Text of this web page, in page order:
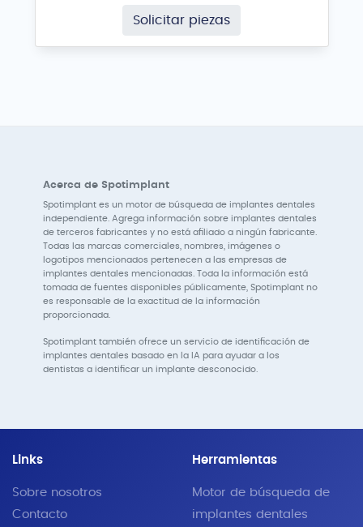
Solicitar piezas
Acerca de Spotimplant
Spotimplant es un motor de búsqueda de implantes dentales
independiente. Agrega información sobre implantes dentales
de terceros fabricantes y no está afiliado a ningún fabricante.
Todas las marcas comerciales, nombres, imágenes o
logotipos mencionados pertenecen a las empresas de
implantes dentales mencionadas. Toda la información está
tomada de fuentes disponibles públicamente, Spotimplant no
es responsable de la exactitud de la información
proporcionada.
Spotimplant también ofrece un servicio de identificación de
implantes dentales basado en la IA para ayudar a los
dentistas a identificar un implante desconocido.
Links
Sobre nosotros
Contacto
Herramientas
Motor de búsqueda de
implantes dentales